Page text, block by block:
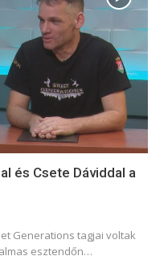
és Csete Dáviddal a
Generations tagjai voltak
esztendőn…